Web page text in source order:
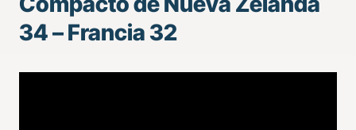
34 – Francia 32